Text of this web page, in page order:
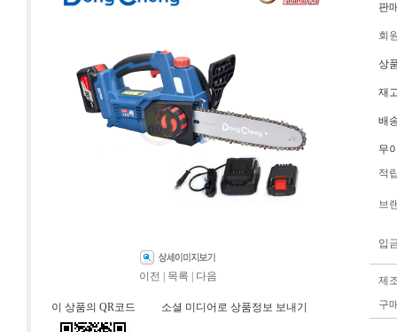
이전 목록 다음
이 상품의 QR코드 소셜 미디어로 상품정보 보내기
판
회
상
재
배
무
적
브
입
제
구